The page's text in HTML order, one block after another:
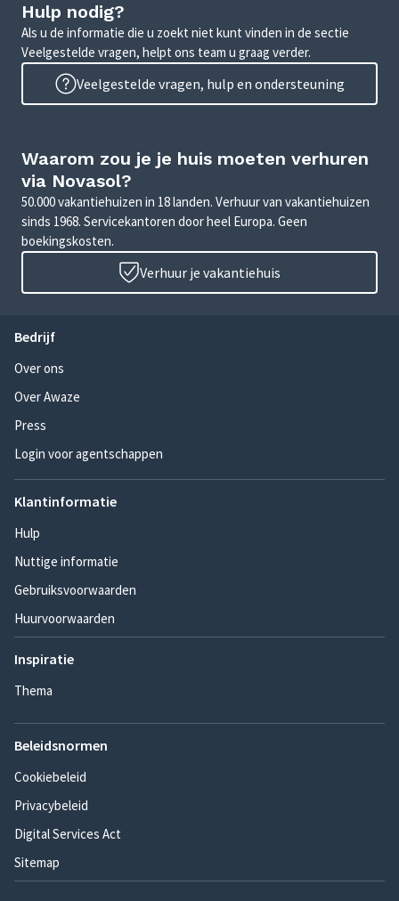
Hulp nodig?
Als u de informatie die u zoekt niet kunt vinden in de sectie
Veelgestelde vragen, helpt ons team u graag verder.
Veelgestelde vragen, hulp en ondersteuning
Waarom zou je je huis moeten verhuren
via Novasol?
50.000 vakantiehuizen in 18 landen. Verhuur van vakantiehuizen
sinds 1968. Servicekantoren door heel Europa. Geen
boekingskosten.
Verhuur je vakantiehuis
Bedrijf
Over ons
Over Awaze
Press
Login voor agentschappen
Klantinformatie
Hulp
Nuttige informatie
Gebruiksvoorwaarden
Huurvoorwaarden
Inspiratie
Thema
Beleidsnormen
Cookiebeleid
Privacybeleid
Digital Services Act
Sitemap